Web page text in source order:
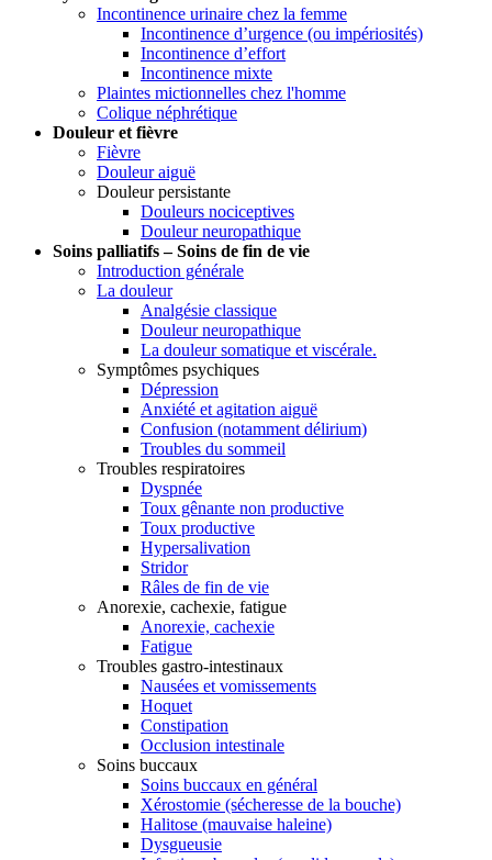
Incontinence urinaire chez la femme
Incontinence d’urgence (ou impériosités)
Incontinence d’effort
Incontinence mixte
Plaintes mictionnelles chez l'homme
Colique néphrétique
Douleur et fièvre
Fièvre
Douleur aiguë
Douleur persistante
Douleurs nociceptives
Douleur neuropathique
Soins palliatifs – Soins de fin de vie
Introduction générale
La douleur
Analgésie classique
Douleur neuropathique
La douleur somatique et viscérale.
Symptômes psychiques
Dépression
Anxiété et agitation aiguë
Confusion (notamment délirium)
Troubles du sommeil
Troubles respiratoires
Dyspnée
Toux gênante non productive
Toux productive
Hypersalivation
Stridor
Râles de fin de vie
Anorexie, cachexie, fatigue
Anorexie, cachexie
Fatigue
Troubles gastro-intestinaux
Nausées et vomissements
Hoquet
Constipation
Occlusion intestinale
Soins buccaux
Soins buccaux en général
Xérostomie (sécheresse de la bouche)
Halitose (mauvaise haleine)
Dysgueusie